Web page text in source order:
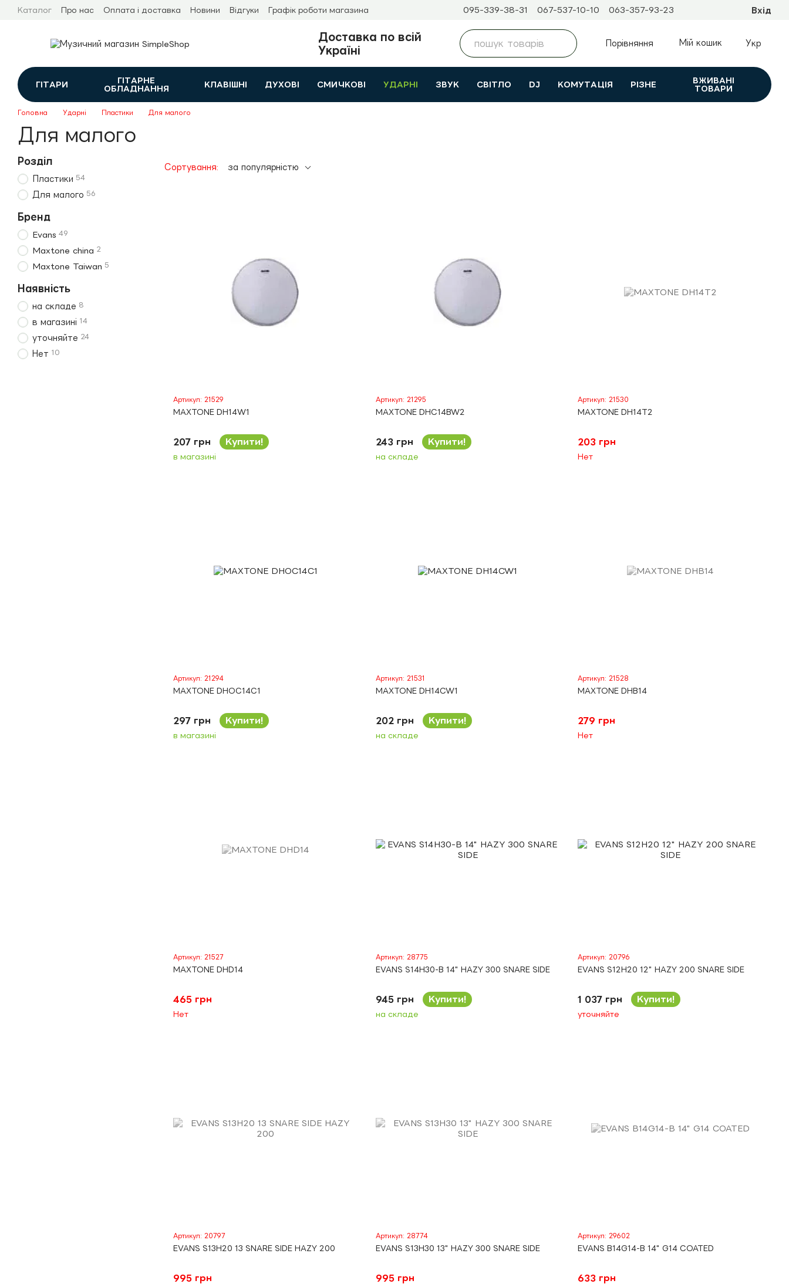
Перейти до основного контенту
Каталог Про нас Оплата і доставка Новини Відгуки Графік роботи магазина 095-339-38-31 067-537-10-10 063-357-93-23 Вхід
Доставка по всій
Україні
Порівняння Мій кошик Укр
ГІТАРИ
ГІТАРНЕ
ОБЛАДНАННЯ
КЛАВІШНІ ДУХОВІ СМИЧКОВІ УДАРНІ ЗВУК СВІТЛО DJ КОМУТАЦІЯ РІЗНЕ
ВЖИВАНI
ТОВАРИ
Головна Ударні Пластики Для малого
Для малого
Сортування: за популярністю
Артикул: 21529
MAXTONE DH14W1
207 грн Купити!
в магазині
Артикул: 21295
MAXTONE DHC14BW2
243 грн Купити!
на складе
Артикул: 21530
MAXTONE DH14T2
203 грн
Нет
Артикул: 21294
MAXTONE DHOC14C1
297 грн Купити!
в магазині
Артикул: 21531
MAXTONE DH14CW1
202 грн Купити!
на складе
Артикул: 21528
MAXTONE DHB14
279 грн
Нет
Артикул: 21527
MAXTONE DHD14
465 грн
Нет
Артикул: 28775
EVANS S14H30-B 14" HAZY 300 SNARE SIDE
945 грн Купити!
на складе
Артикул: 20796
EVANS S12H20 12" HAZY 200 SNARE SIDE
1 037 грн Купити!
уточняйте
Артикул: 20797
EVANS S13H20 13 SNARE SIDE HAZY 200
995 грн
Артикул: 28774
EVANS S13H30 13" HAZY 300 SNARE SIDE
995 грн
Артикул: 29602
EVANS B14G14-B 14" G14 COATED
633 грн
Розділ
Пластики 54
Для малого 56
Бренд
Evans 49
Maxtone china 2
Maxtone Taiwan 5
Наявність
на складе 8
в магазині 14
уточняйте 24
Нет 10